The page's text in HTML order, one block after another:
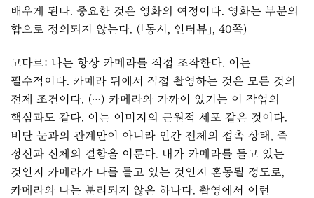
배우게 된다. 중요한 것은 영화의 여정이다. 영화는 부분의
합으로 정의되지 않는다. (「동시, 인터뷰」, 40쪽)
고다르: 나는 항상 카메라를 직접 조작한다. 이는
필수적이다. 카메라 뒤에서 직접 촬영하는 것은 모든 것의
전제 조건이다. (…) 카메라와 가까이 있기는 이 작업의
핵심과도 같다. 이는 이미지의 근원적 세포 같은 것이다.
비단 눈과의 관계만이 아니라 인간 전체의 접촉 상태, 즉
정신과 신체의 결합을 이룬다. 내가 카메라를 들고 있는
것인지 카메라가 나를 들고 있는 것인지 혼동될 정도로,
카메라와 나는 분리되지 않은 하나다. 촬영에서 이런